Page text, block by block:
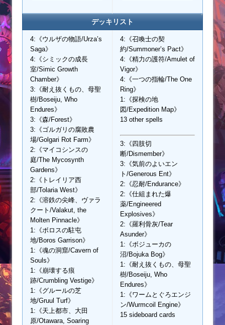
デッキリスト
4:《ウルザの物語/Urza’s
Saga》
4:《シミックの成長
室/Simic Growth
Chamber》
3:《耐え抜くもの、母聖
樹/Boseiju, Who
Endures》
3:《森/Forest》
3:《ゴルガリの腐敗農
場/Golgari Rot Farm》
2:《マイコシンスの
庭/The Mycosynth
Gardens》
2:《トレイリア西
部/Tolaria West》
2:《溶鉄の尖峰、ヴァラ
クート/Valakut, the
Molten Pinnacle》
1:《ボロスの駐屯
地/Boros Garrison》
1:《魂の洞窟/Cavern of
Souls》
1:《崩壊する痕
跡/Crumbling Vestige》
1:《グルールの芝
地/Gruul Turf》
1:《天上都市、大田
原/Otawara, Soaring
4:《召喚士の契
約/Summoner’s Pact》
4:《精力の護符/Amulet of
Vigor》
4:《一つの指輪/The One
Ring》
1:《探検の地
図/Expedition Map》
13 other spells
3:《四肢切
断/Dismember》
3:《気前のよいエン
ト/Generous Ent》
2:《忍耐/Endurance》
2:《仕組まれた爆
薬/Engineered
Explosives》
2:《羅利骨灰/Tear
Asunder》
1:《ボジューカの
沼/Bojuka Bog》
1:《耐え抜くもの、母聖
樹/Boseiju, Who
Endures》
1:《ワームとぐろエンジ
ン/Wurmcoil Engine》
15 sideboard cards